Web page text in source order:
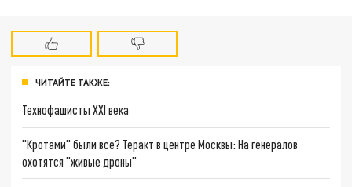
ЧИТАЙТЕ ТАКЖЕ:
Технофашисты XXI века
"Кротами" были все? Теракт в центре Москвы: На генералов
охотятся "живые дроны"